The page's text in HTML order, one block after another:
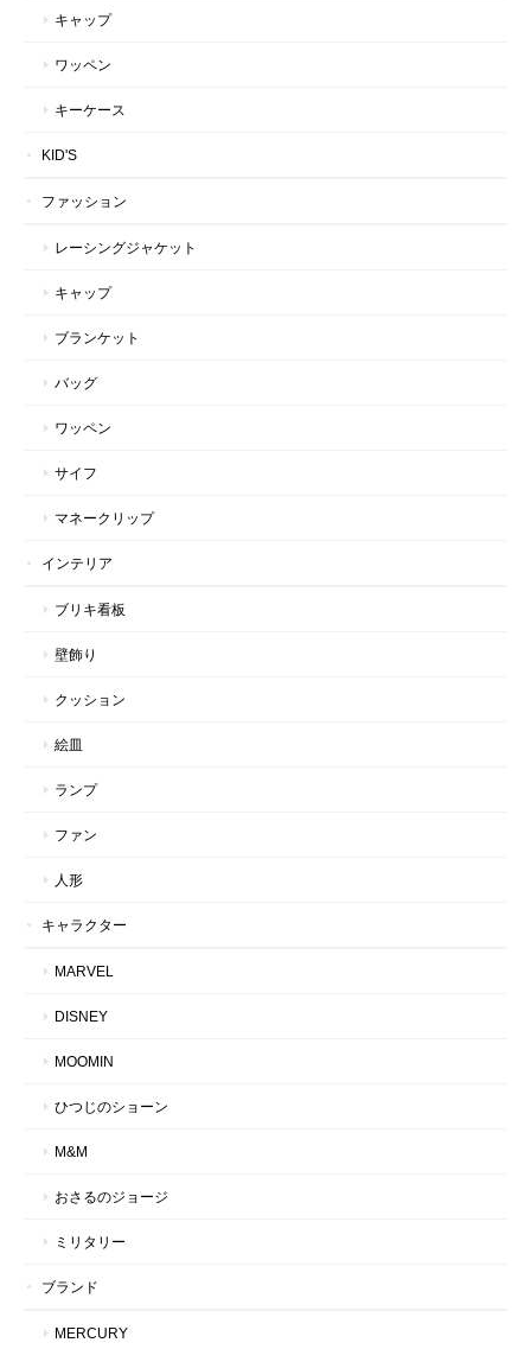
キャップ
ワッペン
キーケース
KID'S
ファッション
レーシングジャケット
キャップ
ブランケット
バッグ
ワッペン
サイフ
マネークリップ
インテリア
ブリキ看板
壁飾り
クッション
絵皿
ランプ
ファン
人形
キャラクター
MARVEL
DISNEY
MOOMIN
ひつじのショーン
M&M
おさるのジョージ
ミリタリー
ブランド
MERCURY